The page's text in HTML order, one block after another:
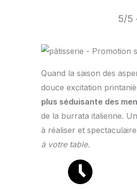
5/5
Quand la saison des
douce excitation
plus séduisante des
de la burrata italienne.
à réaliser et
à votre table.